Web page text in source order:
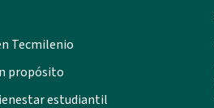
Tecmilenio
propósito
estudiantil